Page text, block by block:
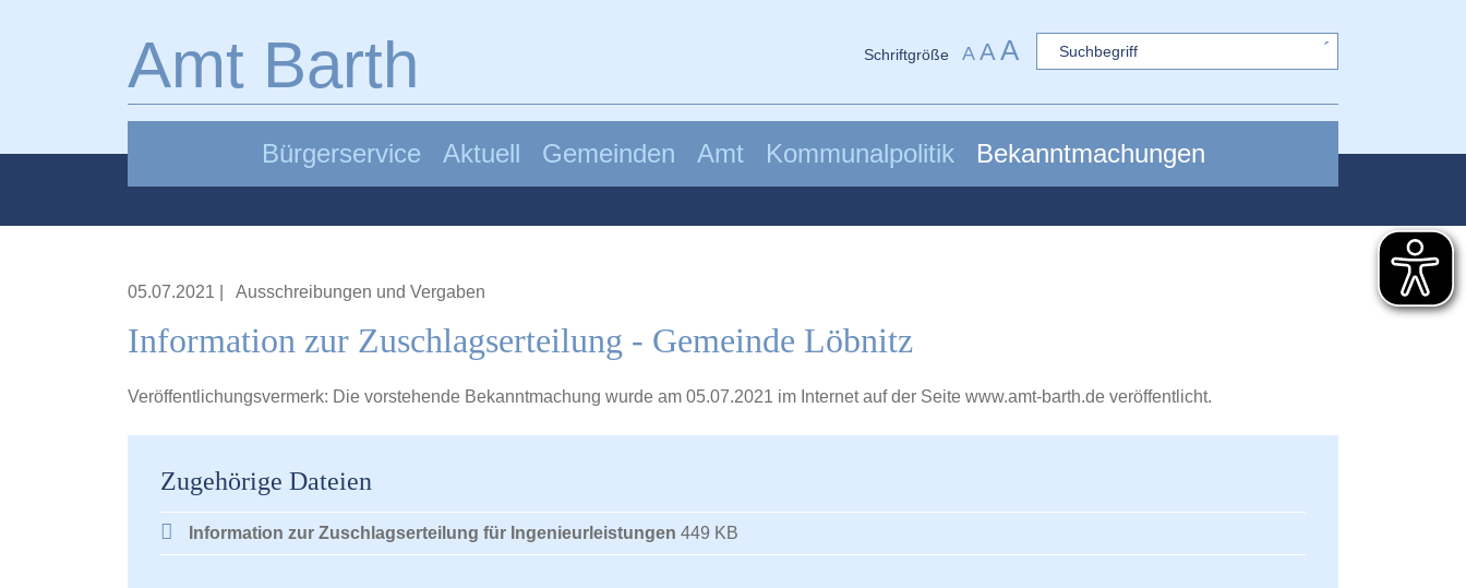
Amt Barth Schriftgröße A AA Sword
Bürgerservice Aktuell Gemeinden Amt Kommunalpolitik Bekanntmachungen
05.07.2021 Ausschreibungen und Vergaben
Information zur Zuschlagserteilung - Gemeinde Löbnitz
Veröffentlichungsvermerk: Die vorstehende Bekanntmachung wurde am 05.07.2021 im Internet auf der Seite www.amt-barth.de veröffentlicht.
Zugehörige Dateien
Information zur Zuschlagserteilung für Ingenieurleistungen 449 KB